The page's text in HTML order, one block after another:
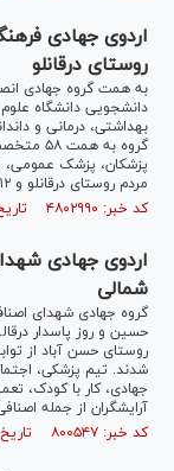
اردوی جهادی
روستای درقانلو
به همت گروه جهادی
دانشجویی دانشگاه
بهداشتی، درمانی و
گروه
پزشکان، پزشک عمومی،
مردم روستای درقانلو و ۱۲ روستای مجاور خدمات درمانی و فرهنگی ارائه می‌دهند.
کد خبر: ۴۸۰۲۹۹۰ تاریخ انتشار : ۱۴۰۳/۰۸/۱۹
اردوی جهادی
شمالی‎‎
گروه جهادی شهدای
حسین و روز پاسدار
روستای حسن آباد از
شدند. تیم پزشکی،
جهادی، کار با کودک،
آرایشگران از جمله
کد خبر: ۸۰۰۵۴۷ تاریخ انتشار : ۱۴۰۰/۱۲/۱۴